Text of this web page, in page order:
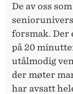
De av oss
forsmak. Der
på 20
utålmodig
der møter
har avsatt